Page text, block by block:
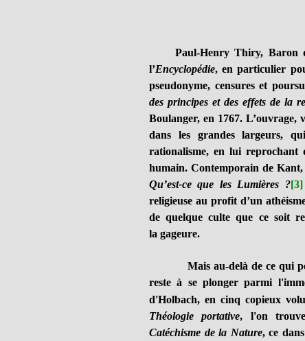
Paul-Henry Thiry, Baron
l’Encyclopédie, en particulier
pseudonyme, censures et
des principes et des effets de la
Boulanger, en 1767.
dans les grandes largeurs,
rationalisme, en lui reprochant
humain. Contemporain de Kant,
Qu’est-ce que les Lumières ?[3]
religieuse au profit d’un
de quelque culte que ce soit
la gageure.
Mais au-delà de ce qui peut
reste à se plonger parmi
d'Holbach, en cinq copieux
Théologie portative, l'on
Catéchisme de la Nature, ce